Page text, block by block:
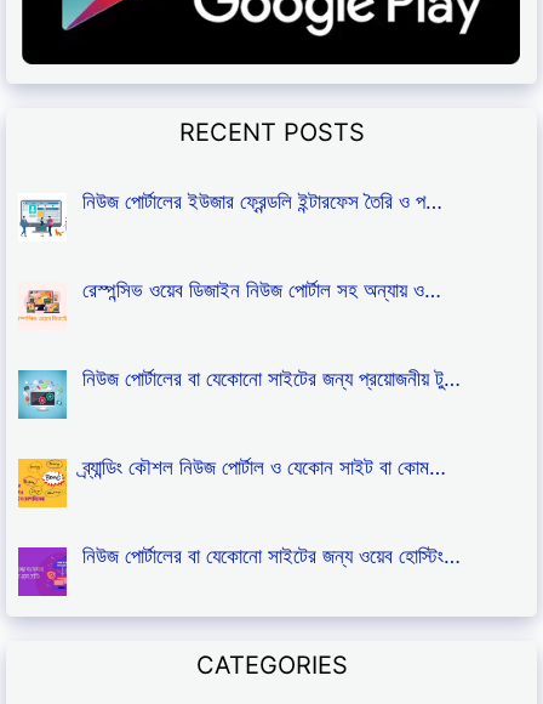
RECENT POSTS
নিউজ পোর্টালের ইউজার ফ্রেন্ডলি ইন্টারফেস তৈরি ও প…
রেস্পন্সিভ ওয়েব ডিজাইন নিউজ পোর্টাল সহ অন্যায় ও…
নিউজ পোর্টালের বা যেকোনো সাইটের জন্য প্রয়োজনীয় টু…
ব্র্যান্ডিং কৌশল নিউজ পোর্টাল ও যেকোন সাইট বা কোম…
নিউজ পোর্টালের বা যেকোনো সাইটের জন্য ওয়েব হোস্টিং…
CATEGORIES